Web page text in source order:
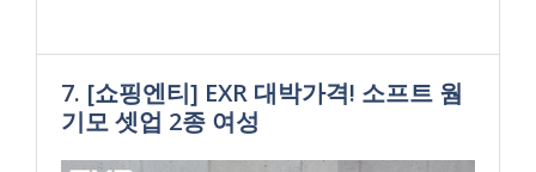
7. [쇼핑엔티] EXR 대박가격! 소프트 웜
기모 셋업 2종 여성